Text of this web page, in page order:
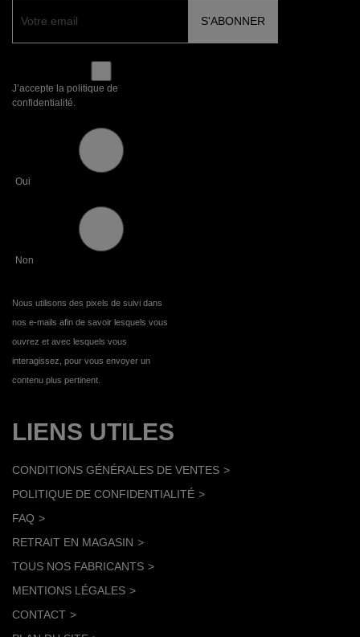
J’accepte la politique de
confidentialité.
Oui
Non
Nous utilisons des pixels de suivi dans
nos e-mails afin de savoir lesquels vous
ouvrez et avec lesquels vous
interagissez, pour vous envoyer un
contenu plus pertinent.
LIENS UTILES
CONDITIONS GÉNÉRALES DE VENTES
POLITIQUE DE CONFIDENTIALITÉ
FAQ
RETRAIT EN MAGASIN
TOUS NOS FABRICANTS
MENTIONS LÉGALES
CONTACT